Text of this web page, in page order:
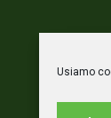
Usiamo